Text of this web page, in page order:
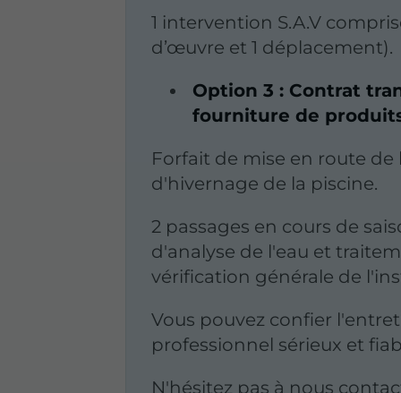
1 intervention S.A.V
d’œuvre et 1 déplacement).
Option 3 : Contrat
fourniture de
Forfait de mise en route de
d'hivernage de la piscine.
2 passages en cours de
d'analyse de l'eau et
vérification générale de
Vous pouvez confier
professionnel sérieux et
N'hésitez pas à nous